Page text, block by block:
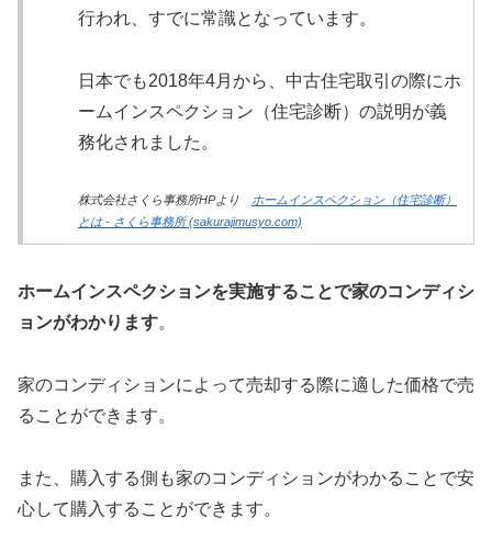
行われ、すでに常識となっています。
日本でも2018年4月から、中古住宅取引の際にホ
ームインスペクション（住宅診断）の説明が義
務化されました。
株式会社さくら事務所HPより ホームインスペクション（住宅診断）
とは - さくら事務所 (sakurajimusyo.com)
ホームインスペクションを実施することで家のコンディシ
ョンがわかります。
家のコンディションによって売却する際に適した価格で売
ることができます。
また、購入する側も家のコンディションがわかることで安
心して購入することができます。